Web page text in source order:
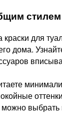
для
дома.
можно